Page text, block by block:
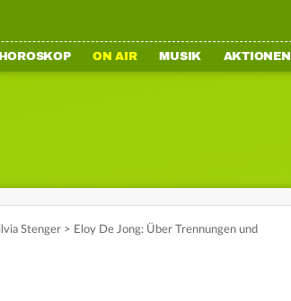
HOROSKOP ON AIR MUSIK AKTIONEN
Stenger > Eloy De Jong: Über Trennungen und